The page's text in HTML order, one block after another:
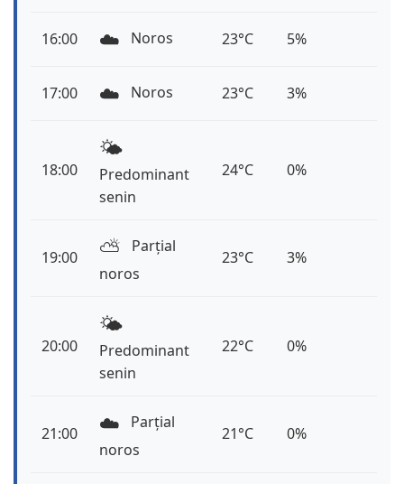
16:00 ☁️ Noros 23°C 5%
17:00 ☁️ Noros 23°C 3%
18:00
🌤️
Predominant
senin
24°C 0%
19:00 ⛅️
Parțial
noros
23°C 3%
20:00
🌤️
Predominant
senin
22°C 0%
21:00 ☁️
Parțial
noros
21°C 0%